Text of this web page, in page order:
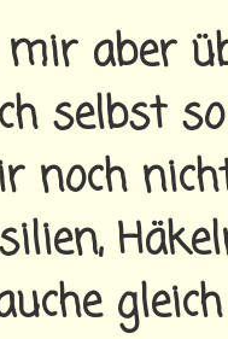
aber
selbst
noch